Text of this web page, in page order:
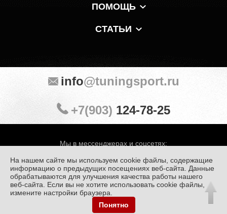
ПОМОЩЬ
СТАТЬИ
Мы в мессенджерах и соцсетях:
info@tuningsport.ru
+7(903) 124-78-25
© «Тюнинг Спорт» 1998 — 2026
Политика конфиденциальности
Обработка персональных данных
На нашем сайте мы используем cookie файлы, содержащие
информацию о предыдущих посещениях веб-сайта. Данные
обрабатываются для улучшения качества работы нашего
веб-сайта. Если вы не хотите использовать cookie файлы,
измените настройки браузера.
Понятно